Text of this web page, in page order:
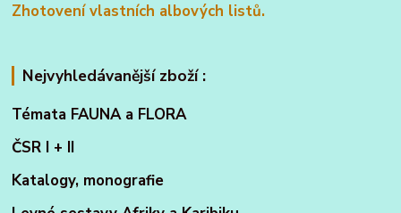
Zhotovení vlastních albových listů.
Nejvyhledávanější zboží :
Témata FAUNA a FLORA
ČSR I + II
Katalogy, monografie